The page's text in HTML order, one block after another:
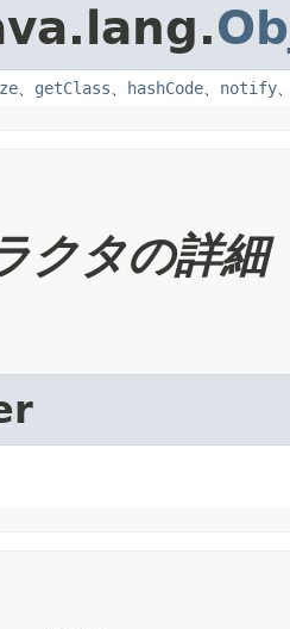
、 getClass、 hashCode、 notify
クタの詳細